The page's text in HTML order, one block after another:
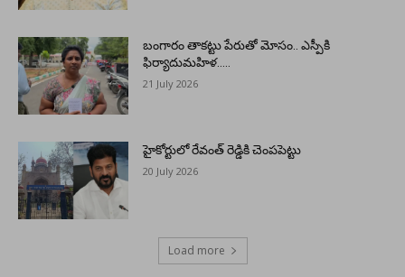
బంగారం తాకట్టు పేరుతో మోసం.. ఎస్పీకి
ఫిర్యాదుమహిళ…..
21 July 2026
హైకోర్టులో రేవంత్ రెడ్డికి చెంపపెట్టు
20 July 2026
Load more